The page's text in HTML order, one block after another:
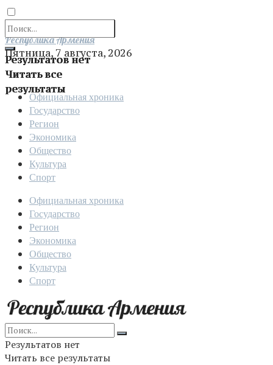
Результатов нет
Читать все
результаты
Отправить
Республика Армения
Пятница, 7 августа, 2026
Официальная хроника
Государство
Регион
Экономика
Общество
Культура
Спорт
Официальная хроника
Государство
Регион
Экономика
Общество
Культура
Спорт
Результатов нет
Читать все результаты